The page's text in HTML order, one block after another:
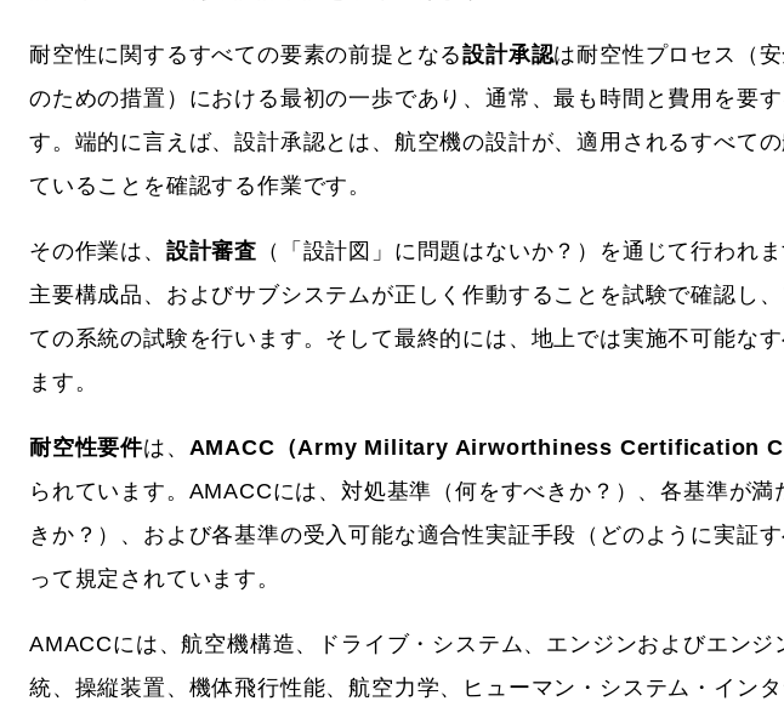
耐空性に関するすべての要素の前提となる設計承認は耐空性プロセス（
のための措置）における最初の一歩であり、通常、最も時間と費用を要
す。端的に言えば、設計承認とは、航空機の設計が、適用されるすべて
ていることを確認する作業です。
その作業は、 設計審査 （「設計図」に問題はないか？）を通じて行われ
主要構成品、およびサブシステムが正しく作動することを試験で確認し
ての系統の試験を行います。そして最終的には、地上では実施不可能な
ます。
耐空性要件は、 AMACC（Army Military Airworthiness Certification
られています。AMACCには、対処基準（何をすべきか？）、各基準が
きか？）、および各基準の受入可能な適合性実証手段（どのように実証
って規定されています。
AMACCには、航空機構造、ドライブ・システム、エンジンおよびエン
統、操縦装置、機体飛行性能、航空力学、ヒューマン・システム・イン